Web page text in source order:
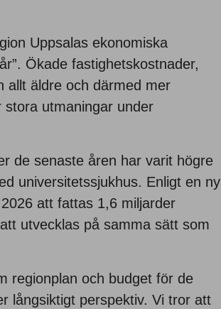
Uppsalas ekonomiska
Ökade fastighetskostnader,
allt äldre och därmed mer
stora utmaningar under
de senaste åren har varit högre
universitetssjukhus. Enligt en ny
att fattas 1,6 miljarder
utvecklas på samma sätt som
regionplan och budget för de
långsiktigt perspektiv. Vi tror att